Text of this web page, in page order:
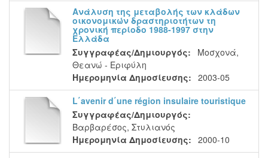
Ανάλυση της μεταβολής των κλάδων
οικονομικών δραστηριοτήτων τη
χρονική περίοδο 1988-1997 στην
Ελλάδα
Συγγραφέας/Δημιουργός:
Μοσχονά,
Θεανώ - Εριφύλη
Ημερομηνία Δημοσίευσης: 2003-05
L΄avenir d΄une région insulaire touristique
Συγγραφέας/Δημιουργός:
Βαρβαρέσος, Στυλιανός
Ημερομηνία Δημοσίευσης: 2000-10